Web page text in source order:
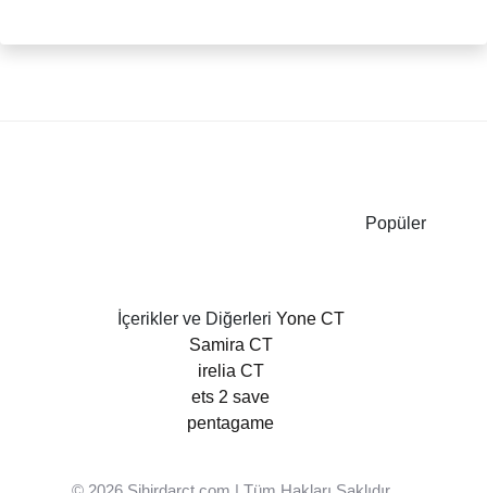
Popüler
İçerikler ve Diğerleri Yone CT
Samira CT
irelia CT
ets 2 save
pentagame